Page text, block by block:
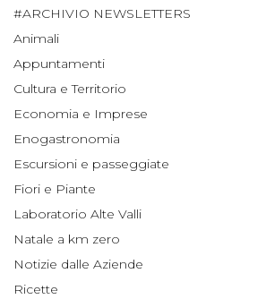
#ARCHIVIO NEWSLETTERS
Animali
Appuntamenti
Cultura e Territorio
Economia e Imprese
Enogastronomia
Escursioni e passeggiate
Fiori e Piante
Laboratorio Alte Valli
Natale a km zero
Notizie dalle Aziende
Ricette